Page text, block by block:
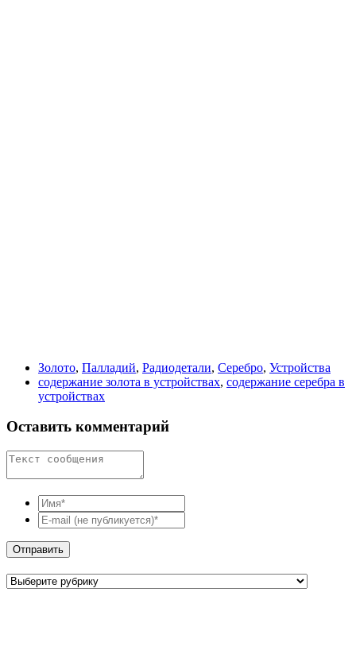
Золото, Палладий, Радиодетали, Серебро, Устройства
содержание золота в устройствах, содержание серебра в
устройствах
Оставить комментарий